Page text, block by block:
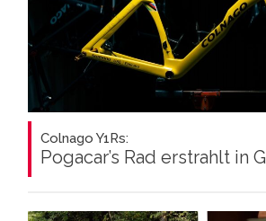
Colnago Y1Rs:
Pogacar’s Rad erstrahlt in